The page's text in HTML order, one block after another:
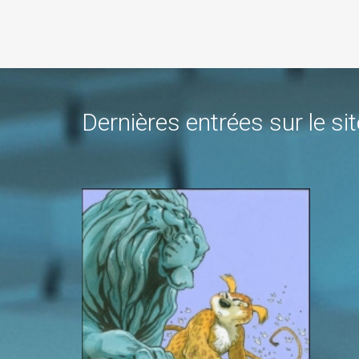
Dernières entrées sur le